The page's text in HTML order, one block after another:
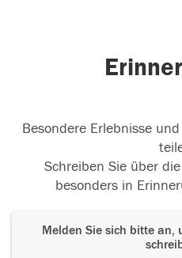
Besondere Erlebnisse
Schreiben Sie über
besonders in
Melden Sie sich bitte an,